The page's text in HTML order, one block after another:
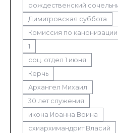
рождественский
Димитровская суббота
Комиссия по канонизации
1
соц. отдел 1 июня
Керчь
Архангел Михаил
30 лет служения
икона Иоанна Воина
схиархимандрит Власий